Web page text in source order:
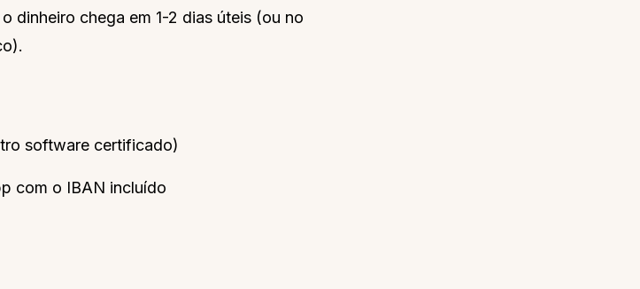
dinheiro chega em 1-2 dias úteis (ou no
software certificado)
com o IBAN incluído